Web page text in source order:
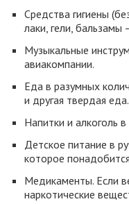
Средства гигиены
лаки, гели,
Музыкальные
авиакомпании.
Еда в разумных
и другая твердая
Напитки и алкоголь
Детское питание в
которое
Медикаменты. Если
наркотические